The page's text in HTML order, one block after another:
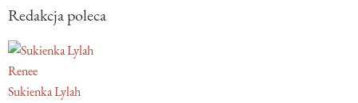
Redakcja poleca
Renee
Sukienka Lylah